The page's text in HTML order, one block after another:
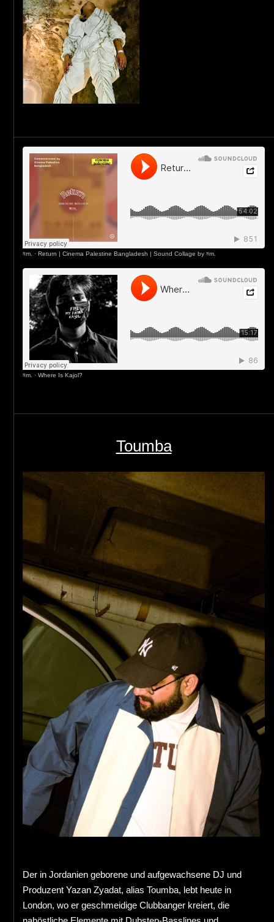
মm. · Return | Cinema Palestine Bangladesh | Sound Collage by মm.
মm. · Where Is Kajol?
Toumba
Der in Jordanien geborene und aufgewachsene DJ und
Produzent Yazan Zyadat, alias Toumba, lebt heute in
London, wo er geschmeidige Clubbanger kreiert, die
Start
Anreise
Kontakt
Impressum
Privacy Policy